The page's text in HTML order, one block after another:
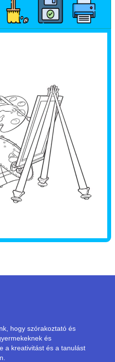
hogy szórakoztató és
és
a kreativitást és a tanulást